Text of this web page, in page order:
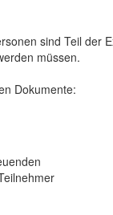
sind Teil der
müssen.
Dokumente: